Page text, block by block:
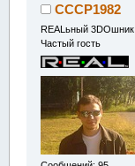
CCCP1982
REALьный 3DOшник
Частый гость